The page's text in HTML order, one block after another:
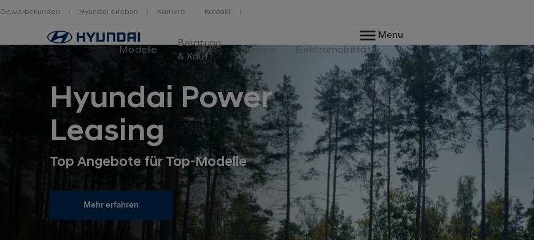
Gewerbekunden Hyundai erleben Karriere Kontakt
Home
Modelle
Beratung
& Kauf
Service Elektromobilität
Menu
Hyundai Power
Leasing
Top Angebote für Top-Modelle
Mehr erfahren